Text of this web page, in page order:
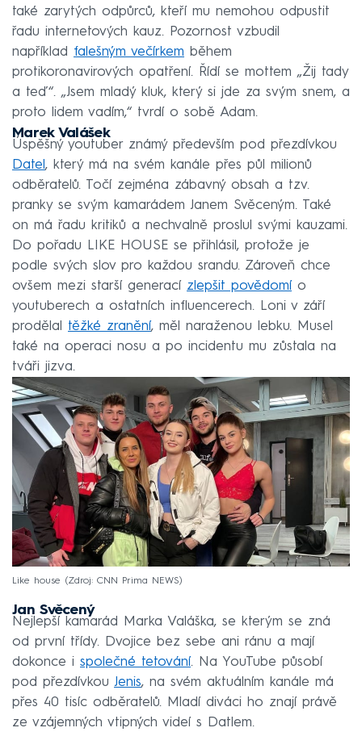
také zarytých odpůrců, kteří mu nemohou odpustit
řadu internetových kauz. Pozornost vzbudil
například falešným večírkem během
protikoronavirových opatření. Řídí se mottem „Žij tady
a teď“. „Jsem mladý kluk, který si jde za svým snem, a
proto lidem vadím,“ tvrdí o sobě Adam.
Marek Valášek
Úspěšný youtuber známý především pod přezdívkou
Datel , který má na svém kanále přes půl milionů
odběratelů. Točí zejména zábavný obsah a tzv.
pranky se svým kamarádem Janem Svěceným. Také
on má řadu kritiků a nechvalně proslul svými kauzami.
Do pořadu LIKE HOUSE se přihlásil, protože je
podle svých slov pro každou srandu. Zároveň chce
ovšem mezi starší generací zlepšit povědomí o
youtuberech a ostatních influencerech. Loni v září
prodělal těžké zranění, měl naraženou lebku. Musel
také na operaci nosu a po incidentu mu zůstala na
tváři jizva.
Like house Zdroj: CNN Prima NEWS
Jan Svěcený
Nejlepší kamarád Marka Valáška, se kterým se zná
od první třídy. Dvojice bez sebe ani ránu a mají
dokonce i společné tetování. Na YouTube působí
pod přezdívkou Jenis, na svém aktuálním kanále má
přes 40 tisíc odběratelů. Mladí diváci ho znají právě
ze vzájemných vtipných videí s Datlem.